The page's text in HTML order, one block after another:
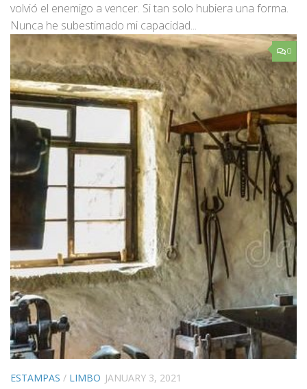
volvió el enemigo a vencer. Si tan solo hubiera una forma.
Nunca he subestimado mi capacidad...
0
ESTAMPAS / LIMBO JANUARY 3, 2021